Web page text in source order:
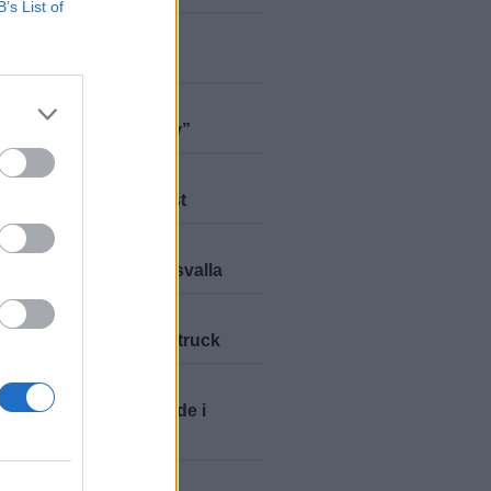
List of
på sommarlov”
2026-6-2 KL. 07:02
allsång och melloartist
2026-5-26 KL. 10:25
premiär på Kungsvalla
2026-5-19 KL. 14:45
Louise satsar på foodtruck
2026-5-12 KL. 09:04
dominerade i